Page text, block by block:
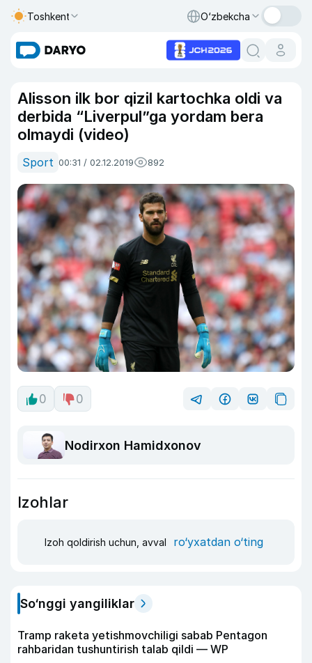
Toshkent O‘zbekcha
Alisson ilk bor qizil kartochka oldi va
derbida “Liverpul”ga yordam bera
olmaydi (video)
Sport 00:31 / 02.12.2019 892
0 0
Nodirxon Hamidxonov
Izohlar
Izoh qoldirish uchun, avval ro‘yxatdan o‘ting
So‘nggi yangiliklar
Tramp raketa yetishmovchiligi sabab Pentagon
rahbaridan tushuntirish talab qildi — WP